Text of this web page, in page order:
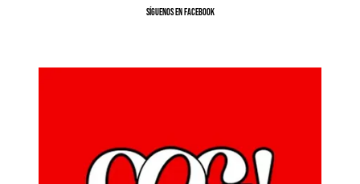
SíGUENOS EN FACEBOOK